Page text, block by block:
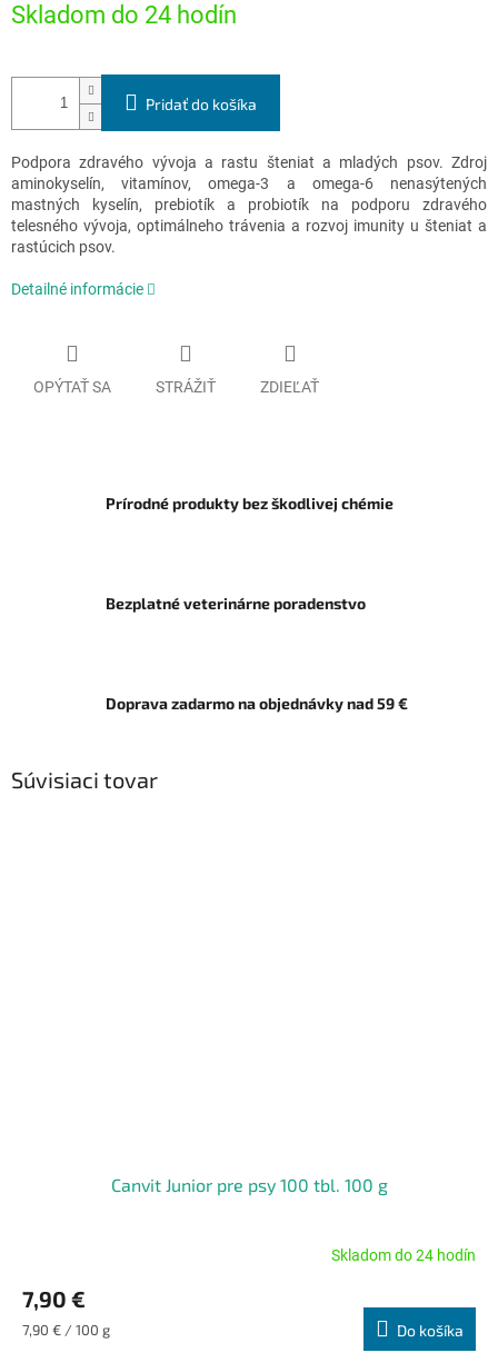
Skladom do 24 hodín
Pridať do košíka
Podpora zdravého vývoja a rastu šteniat a mladých psov. Zdroj
aminokyselín, vitamínov, omega-3 a omega-6 nenasýtených
mastných kyselín, prebiotík a probiotík na podporu zdravého
telesného vývoja, optimálneho trávenia a rozvoj imunity u šteniat a
rastúcich psov.
Detailné informácie
OPÝTAŤ SA STRÁŽIŤ ZDIEĽAŤ
Prírodné produkty bez škodlivej chémie
Bezplatné veterinárne poradenstvo
Doprava zadarmo na objednávky nad 59 €
Súvisiaci tovar
Canvit Junior pre psy 100 tbl. 100 g
produktu
je
5,0
Skladom do 24 hodín
7,90 €
Jednotková
7,90 € / 100 g Do košíka